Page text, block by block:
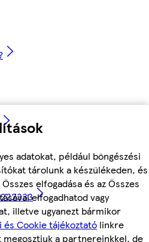
adatokat, például böngészési
tárolunk a készülékeden, és
elfogadása és az Összes
elfogadhatod vagy
illetve ugyanezt bármikor
és Cookie tájékoztató linkre
megosztjuk a partnereinkkel, de